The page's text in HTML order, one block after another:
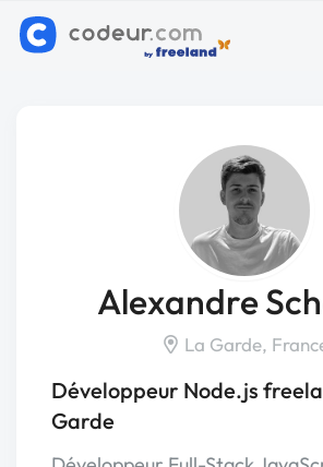
Alexandre
La Garde,
Développeur Node.js
Garde